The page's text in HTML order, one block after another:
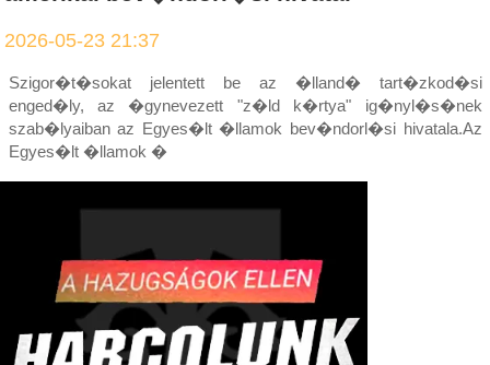
2026-05-23 21:37
Szigor�t�sokat jelentett be az �lland� tart�zkod�si
enged�ly, az �gynevezett "z�ld k�rtya" ig�nyl�s�nek
szab�lyaiban az Egyes�lt �llamok bev�ndorl�si hivatala.Az
Egyes�lt �llamok �